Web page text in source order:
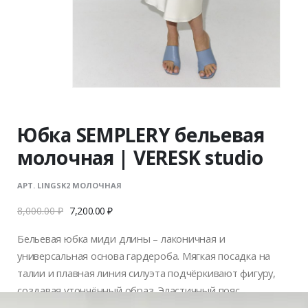
Юбка SEMPLERY бельевая
молочная | VERESK studio
АРТ. LINGSK2 МОЛОЧНАЯ
8,000.00₽ 7,200.00₽
Бельевая юбка миди длины – лаконичная и
универсальная основа гардероба. Мягкая посадка на
талии и плавная линия силуэта подчёркивают фигуру,
создавая утончённый образ. Эластичный пояс